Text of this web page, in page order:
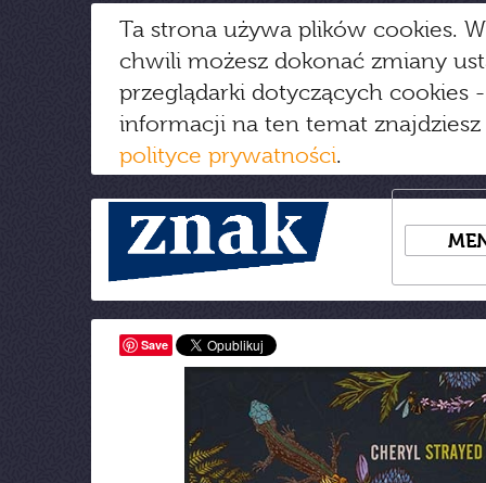
Ta strona używa plików cookies.
chwili możesz dokonać zmiany
przeglądarki dotyczących cookies
informacji na ten temat
polityce prywatności.
Save